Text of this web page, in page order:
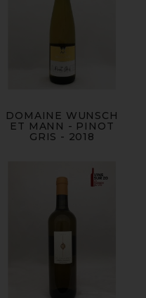
DOMAINE WUNSCH
ET MANN - PINOT
GRIS - 2018